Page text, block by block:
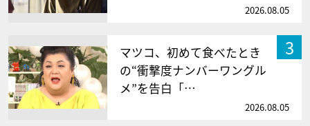
2026.08.05
3
マツコ、初めて食べたとき
の“衝撃度ナンバーワングル
メ”を告白「…
2026.08.05